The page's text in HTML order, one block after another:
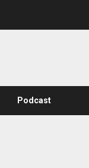
Podcast